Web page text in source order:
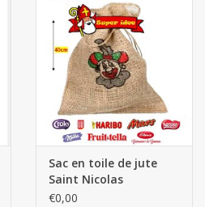
Sac en toile de jute
Saint Nicolas
€0,00